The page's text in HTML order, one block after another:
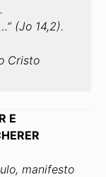
(Jo 14,2).
Cristo
E
manifesto